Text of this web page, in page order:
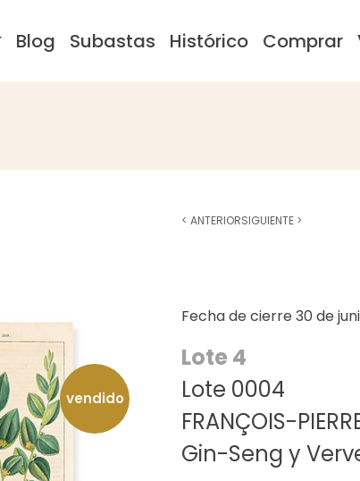
Blog Subastas Histórico Comprar
Fecha de cierre 30 de
Lote 4
Lote 0004
FRANÇOIS-
Gin-Seng y
vendido
< ANTERIORSIGUIENTE >